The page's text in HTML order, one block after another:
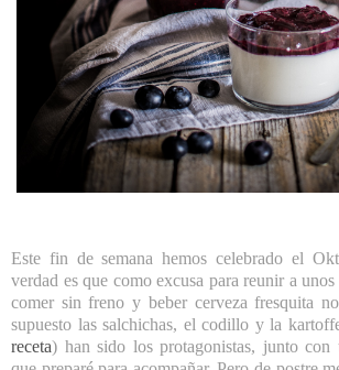
Este fin de semana hemos celebrado el
verdad es que como excusa para reunir a
comer sin freno y beber cerveza fresquita
supuesto las salchichas, el codillo y la
receta) han sido los protagonistas, junto